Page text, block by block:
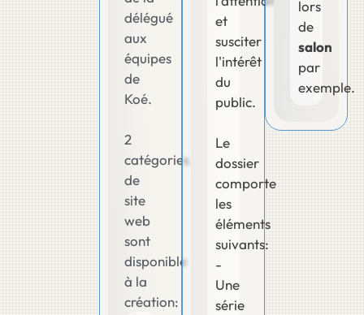
délégué
aux
équipes
de
Koé.
2
catégories
de
site
web
sont
disponible
à la
création:
et
susciter
l'intérêt
du
public.
Le
dossier
comporte
les
éléments
suivants:
-
Une
série
lors
de
salon
par
exemple.